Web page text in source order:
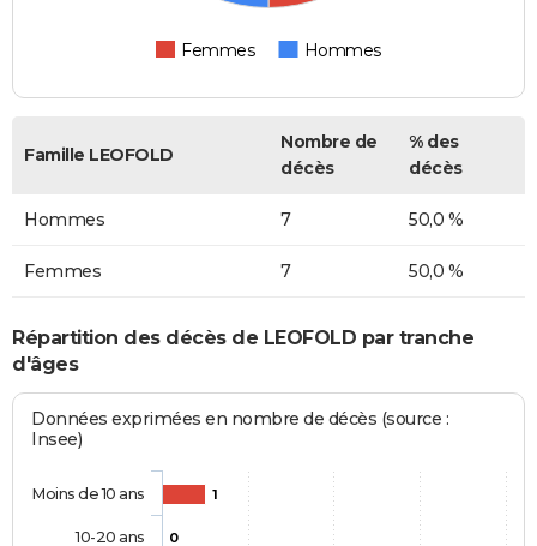
Femmes Hommes
Famille LEOFOLD
Nombre de
décès
% des
décès
Hommes 7 50,0 %
Femmes 7 50,0 %
Répartition des décès de LEOFOLD par tranche
d'âges
Données exprimées en nombre de décès (source :
Insee)
1
0
Moins de 10 ans
10-20 ans